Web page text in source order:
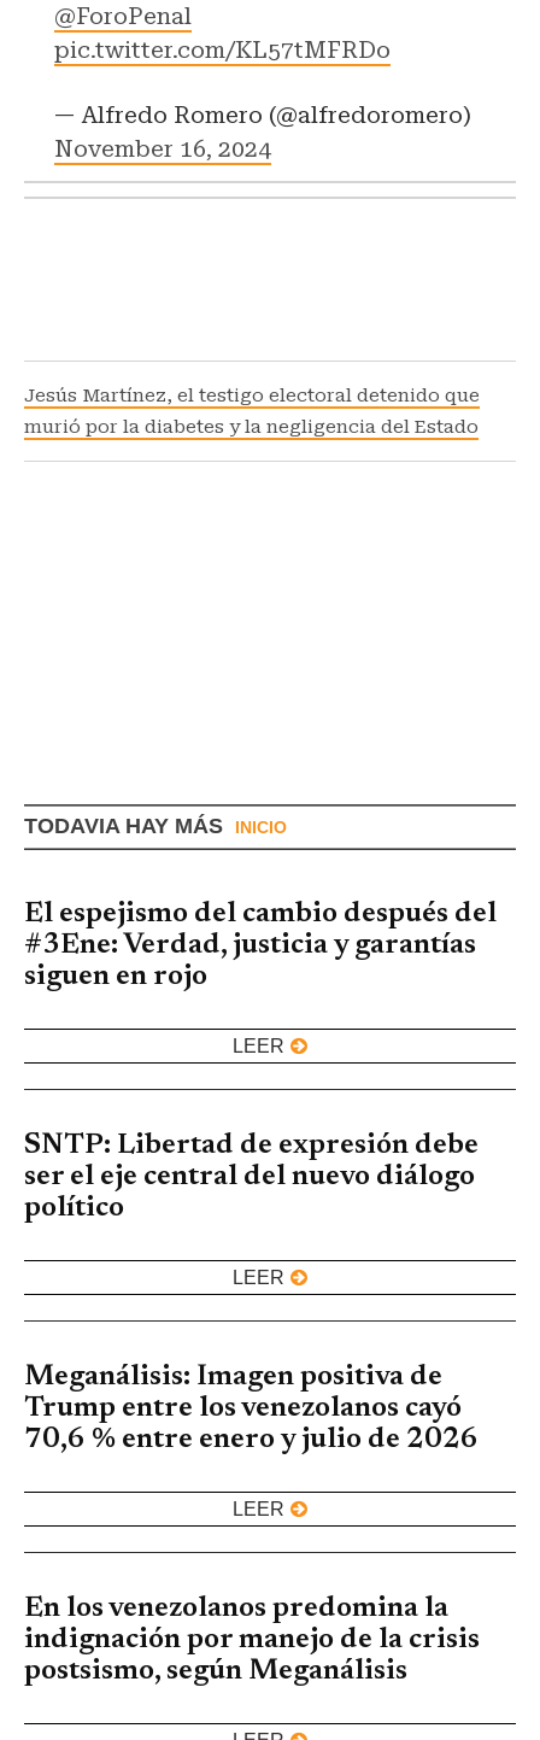
@ForoPenal
pic.twitter.com/KL57tMFRDo
— Alfredo Romero (@alfredoromero)
November 16, 2024
Jesús Martínez, el testigo electoral detenido que
murió por la diabetes y la negligencia del Estado
TODAVIA HAY MÁS INICIO
El espejismo del cambio después del
#3Ene: Verdad, justicia y garantías
siguen en rojo
LEER
SNTP: Libertad de expresión debe
ser el eje central del nuevo diálogo
político
LEER
Meganálisis: Imagen positiva de
Trump entre los venezolanos cayó
70,6 % entre enero y julio de 2026
LEER
En los venezolanos predomina la
indignación por manejo de la crisis
postsismo, según Meganálisis